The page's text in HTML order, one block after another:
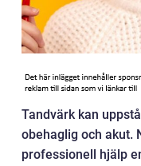
Tandvärk kan
obehaglig och akut.
professionell hjälp